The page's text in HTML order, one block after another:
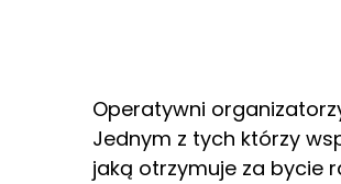
Operatywni
Jednym z tych którzy
jaką otrzymuje za bycie